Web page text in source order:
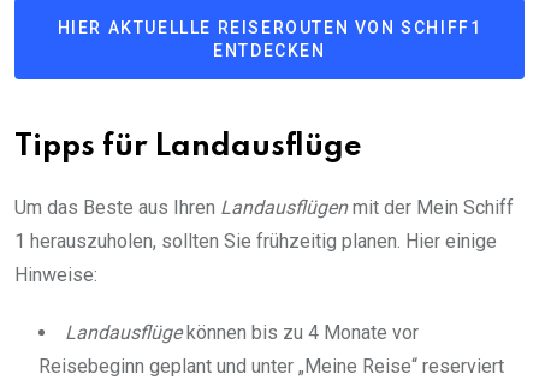
HIER AKTUELLLE REISEROUTEN VON SCHIFF1
ENTDECKEN
Tipps für Landausflüge
Um das Beste aus Ihren Landausflügenmit der Mein Schiff
1 herauszuholen, sollten Sie frühzeitig planen. Hier einige
Hinweise:
Landausflügekönnen bis zu 4 Monate vor
Reisebeginn geplant und unter „Meine Reise“ reserviert